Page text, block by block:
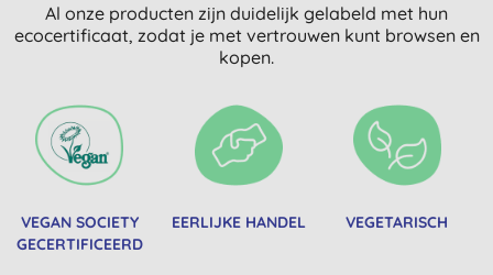
Al onze producten zijn duidelijk gelabeld met hun
ecocertificaat, zodat je met vertrouwen kunt browsen en
kopen.
VEGAN SOCIETY
GECERTIFICEERD
EERLIJKE HANDEL VEGETARISCH